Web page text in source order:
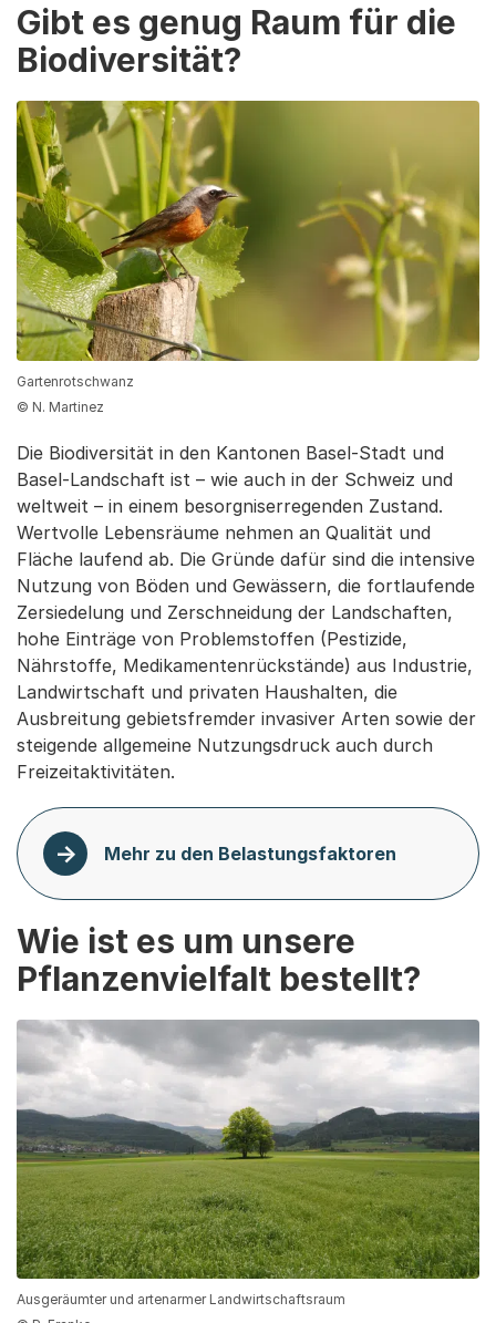
Gibt es genug Raum für die
Biodiversität?
Gartenrotschwanz
© N. Martinez
Die Biodiversität in den Kantonen Basel-Stadt und
Basel-Landschaft ist – wie auch in der Schweiz und
weltweit – in einem besorgniserregenden Zustand.
Wertvolle Lebensräume nehmen an Qualität und
Fläche laufend ab. Die Gründe dafür sind die intensive
Nutzung von Böden und Gewässern, die fortlaufende
Zersiedelung und Zerschneidung der Landschaften,
hohe Einträge von Problemstoffen (Pestizide,
Nährstoffe, Medikamentenrückstände) aus Industrie,
Landwirtschaft und privaten Haushalten, die
Ausbreitung gebietsfremder invasiver Arten sowie der
steigende allgemeine Nutzungsdruck auch durch
Freizeitaktivitäten.
Mehr zu den Belastungsfaktoren
Wie ist es um unsere
Pflanzenvielfalt bestellt?
Ausgeräumter und artenarmer Landwirtschaftsraum